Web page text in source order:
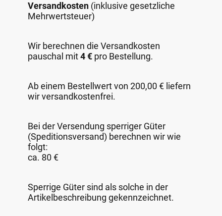
Versandkosten (inklusive gesetzliche
Mehrwertsteuer)
Wir berechnen die Versandkosten
pauschal mit4 € pro Bestellung.
Ab einem Bestellwert von 200,00 € liefern
wir versandkostenfrei.
Bei der Versendung sperriger Güter
(Speditionsversand) berechnen wir wie
folgt:
ca. 80 €
Sperrige Güter sind als solche in der
Artikelbeschreibung gekennzeichnet.